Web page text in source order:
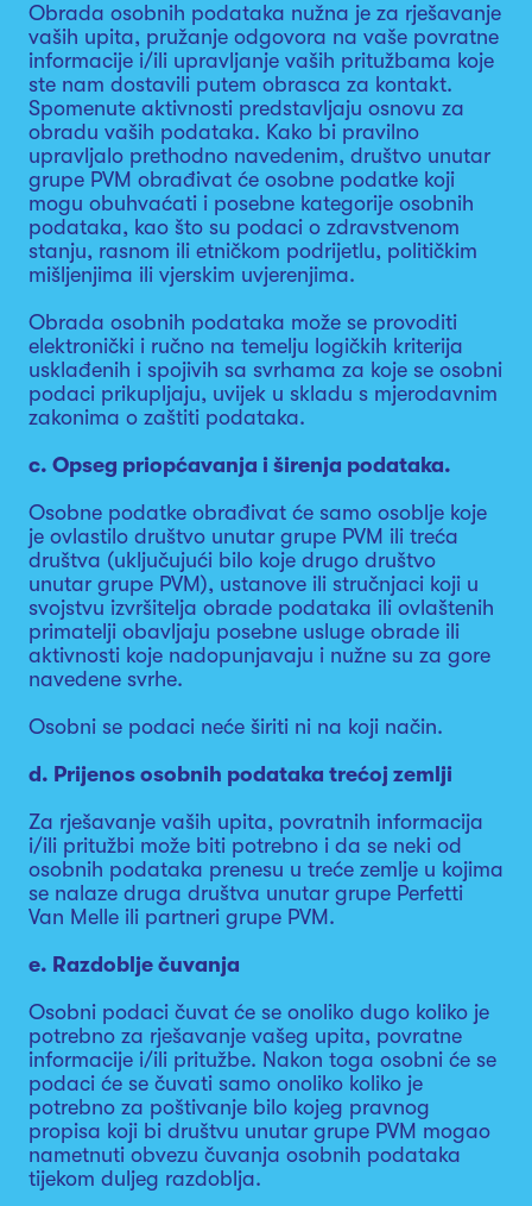
Obrada osobnih podataka nužna je za rješavanje
vaših upita, pružanje odgovora na vaše povratne
informacije i/ili upravljanje vaših pritužbama koje
ste nam dostavili putem obrasca za kontakt.
Spomenute aktivnosti predstavljaju osnovu za
obradu vaših podataka. Kako bi pravilno
upravljalo prethodno navedenim, društvo unutar
grupe PVM obrađivat će osobne podatke koji
mogu obuhvaćati i posebne kategorije osobnih
podataka, kao što su podaci o zdravstvenom
stanju, rasnom ili etničkom podrijetlu, političkim
mišljenjima ili vjerskim uvjerenjima.
Obrada osobnih podataka može se provoditi
elektronički i ručno na temelju logičkih kriterija
usklađenih i spojivih sa svrhama za koje se osobni
podaci prikupljaju, uvijek u skladu s mjerodavnim
zakonima o zaštiti podataka.
c. Opseg priopćavanja i širenja podataka.
Osobne podatke obrađivat će samo osoblje koje
je ovlastilo društvo unutar grupe PVM ili treća
društva (uključujući bilo koje drugo društvo
unutar grupe PVM), ustanove ili stručnjaci koji u
svojstvu izvršitelja obrade podataka ili ovlaštenih
primatelji obavljaju posebne usluge obrade ili
aktivnosti koje nadopunjavaju i nužne su za gore
navedene svrhe.
Osobni se podaci neće širiti ni na koji način.
d. Prijenos osobnih podataka trećoj zemlji
Za rješavanje vaših upita, povratnih informacija
i/ili pritužbi može biti potrebno i da se neki od
osobnih podataka prenesu u treće zemlje u kojima
se nalaze druga društva unutar grupe Perfetti
Van Melle ili partneri grupe PVM.
e. Razdoblje čuvanja
Osobni podaci čuvat će se onoliko dugo koliko je
potrebno za rješavanje vašeg upita, povratne
informacije i/ili pritužbe. Nakon toga osobni će se
podaci će se čuvati samo onoliko koliko je
potrebno za poštivanje bilo kojeg pravnog
propisa koji bi društvu unutar grupe PVM mogao
nametnuti obvezu čuvanja osobnih podataka
tijekom duljeg razdoblja.